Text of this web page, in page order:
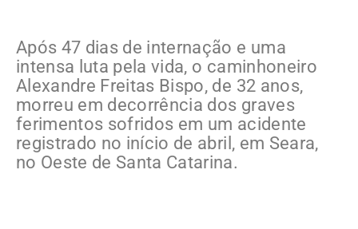
Após 47 dias de internação e uma
intensa luta pela vida, o caminhoneiro
Alexandre Freitas Bispo, de 32 anos,
morreu em decorrência dos graves
ferimentos sofridos em um acidente
registrado no início de abril, em Seara,
no Oeste de Santa Catarina.